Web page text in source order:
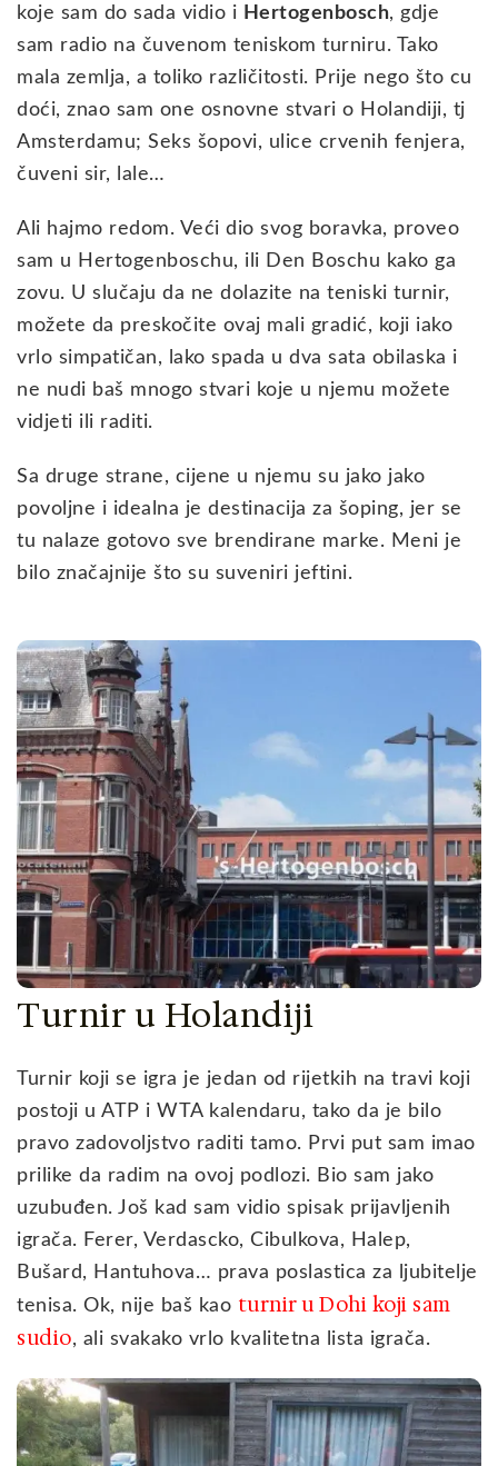
koje sam do sada vidio i Hertogenbosch, gdje
sam radio na čuvenom teniskom turniru. Tako
mala zemlja, a toliko različitosti. Prije nego što cu
doći, znao sam one osnovne stvari o Holandiji, tj
Amsterdamu; Seks šopovi, ulice crvenih fenjera,
čuveni sir, lale…
Ali hajmo redom. Veći dio svog boravka, proveo
sam u Hertogenboschu, ili Den Boschu kako ga
zovu. U slučaju da ne dolazite na teniski turnir,
možete da preskočite ovaj mali gradić, koji iako
vrlo simpatičan, lako spada u dva sata obilaska i
ne nudi baš mnogo stvari koje u njemu možete
vidjeti ili raditi.
Sa druge strane, cijene u njemu su jako jako
povoljne i idealna je destinacija za šoping, jer se
tu nalaze gotovo sve brendirane marke. Meni je
bilo značajnije što su suveniri jeftini.
Turnir u Holandiji
Turnir koji se igra je jedan od rijetkih na travi koji
postoji u ATP i WTA kalendaru, tako da je bilo
pravo zadovoljstvo raditi tamo. Prvi put sam imao
prilike da radim na ovoj podlozi. Bio sam jako
uzubuđen. Još kad sam vidio spisak prijavljenih
igrača. Ferer, Verdascko, Cibulkova, Halep,
Bušard, Hantuhova… prava poslastica za ljubitelje
tenisa. Ok, nije baš kao turnir u Dohi koji sam
sudio, ali svakako vrlo kvalitetna lista igrača.